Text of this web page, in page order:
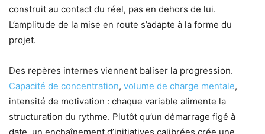
construit au contact du réel, pas en dehors de lui.
L’amplitude de la mise en route s’adapte à la forme du
projet.
Des repères internes viennent baliser la progression.
Capacité de concentration, volume de charge mentale,
intensité de motivation : chaque variable alimente la
structuration du rythme. Plutôt qu’un démarrage figé à